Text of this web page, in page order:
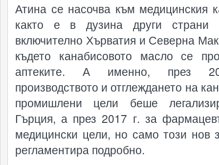
Атина се насочва към медицинския
както е в дузина други
включително Хърватия и Северна
където канабисовото масло се
аптеките. А именно, през
производството и отглеждането на
промишлени цели беше
Гърция, а през 2017 г. за
медицински цели, но само този нов
регламентира подробно.